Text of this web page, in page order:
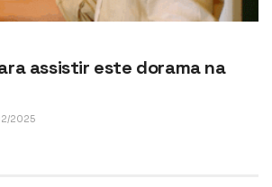
assistir este dorama na
2025